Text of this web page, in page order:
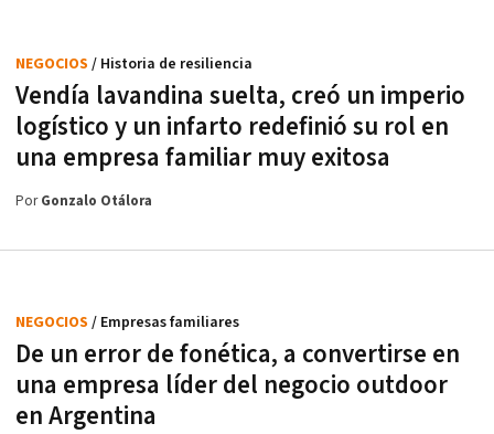
Vendía lavandina suelta, creó un imperio
logístico y un infarto redefinió su rol en
una empresa familiar muy exitosa
NEGOCIOS / Historia de resiliencia
PorGonzalo Otálora
De un error de fonética, a convertirse en
una empresa líder del negocio outdoor
en Argentina
NEGOCIOS / Empresas familiares